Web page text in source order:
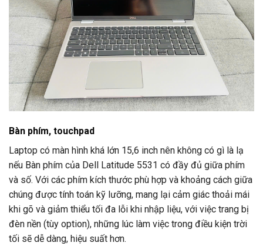
Bàn phím, touchpad
Laptop có màn hình khá lớn 15,6 inch nên không có gì là lạ
nếu Bàn phím của Dell Latitude 5531 có đầy đủ giữa phím
và số. Với các phím kích thước phù hợp và khoảng cách giữa
chúng được tính toán kỹ lưỡng, mang lại cảm giác thoải mái
khi gõ và giảm thiểu tối đa lỗi khi nhập liệu, với việc trang bị
đèn nền (tùy option), những lúc làm việc trong điều kiện trời
tối sẽ dễ dàng, hiệu suất hơn.